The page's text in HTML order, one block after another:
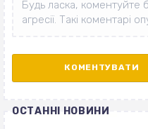
ОСТАННІ НОВИНИ